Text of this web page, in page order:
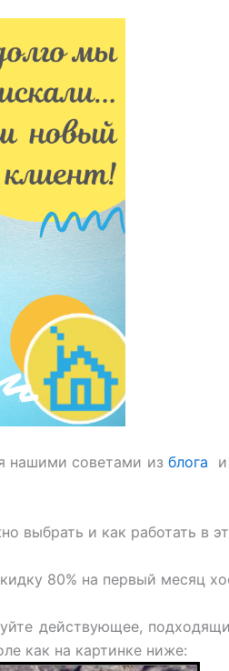
нашими советами изблога
выбрать и как работать в
80% на первый месяц
действующее,
как на картинке ниже: